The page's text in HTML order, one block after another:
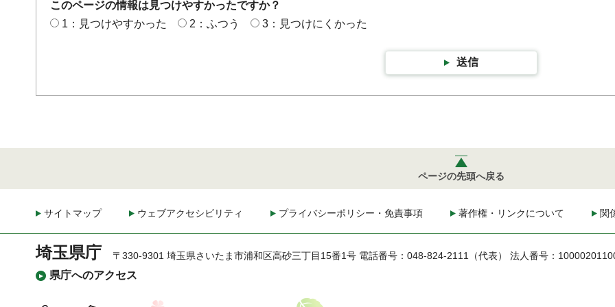
このページの情報は見つけやすかったですか？
1：見つけやすかった
2：ふつう 3：見つけにくかった
送信
ページの先頭へ戻る
サイトマップ ウェブアクセシビリティ プライバシーポリシー・免責事項 著作権・リンクについて 関
埼玉県庁
県庁へのアクセス
〒330-9301 埼玉県さいたま市浦和区高砂三丁目15番1号 電話番号：048-824-2111（代表） 法人番号：